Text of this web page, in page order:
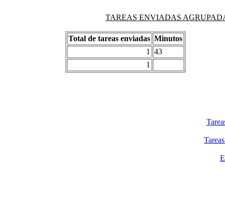
TAREAS ENVIADAS
Total de tareas enviadas Minutos
1
43
1